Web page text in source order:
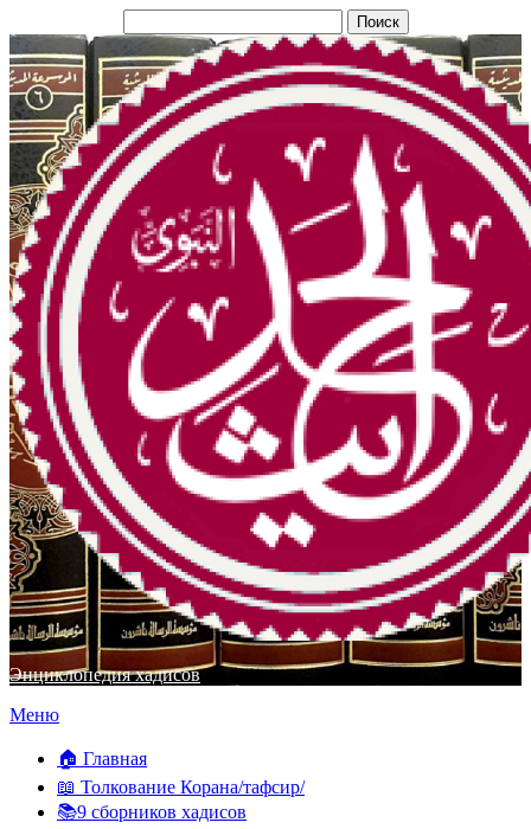
Энциклопедия хадисов
Перейти
содержимому
Меню
🏠 Главная
📖 Толкование Корана/тафсир/
📚9 сборников хадисов